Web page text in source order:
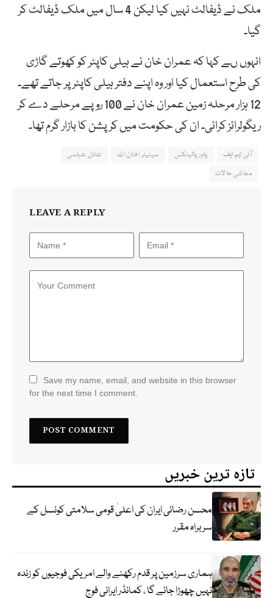
ملک نے ڈیفالٹ نہیں کیا لیکن 4 سال میں ملک ڈیفالٹ کر
گیا۔
انہوں ںے کہا کہ عمران خان نے ہیلی کاپٹر کو کھوتے گاڑی
کی طرح استعمال کیا اور وہ اپنے دفتر ہیلی کاپٹر پر جاتے تھے۔
12 ہزار مرحلہ زمین عمران خان نے 100 روپے مرحلے دے کر
ریگولرائز کرائی۔ ان کی حکومت میں کرپشن کا بازار گرم تھا۔
آئی ایم ایف پاور پالیٹکس سینیٹر افنان اللہ
عادل عباسی
معاشی حالات
LEAVE A REPLY
Save my name, email, and website in this browser
for the next time I comment.
تازہ ترین خبریں
محسن رضائی ایران کی اعلیٰ قومی سلامتی کونسل کے
سربراہ مقرر
ہماری سرزمین پر قدم رکھنے والے امریکی فوجیوں کو زندہ
نہیں چھوڑا جائے گا ، کمانڈر ایرانی فوج